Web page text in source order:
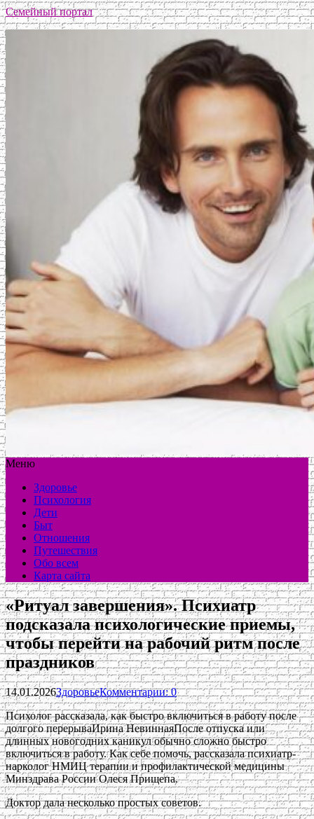
Семейный портал
Меню
Здоровье
Психология
Дети
Быт
Отношения
Путешествия
Обо всем
Карта сайта
«Ритуал завершения». Психиатр
подсказала психологические приемы,
чтобы перейти на рабочий ритм после
праздников
14.01.2026ЗдоровьеКомментарии: 0
Психолог рассказала, как быстро включиться в работу после
долгого перерываИрина НевиннаяПосле отпуска или
длинных новогодних каникул обычно сложно быстро
включиться в работу. Как себе помочь, рассказала психиатр-
нарколог НМИЦ терапии и профилактической медицины
Минздрава России Олеся Прищепа.
Доктор дала несколько простых советов.